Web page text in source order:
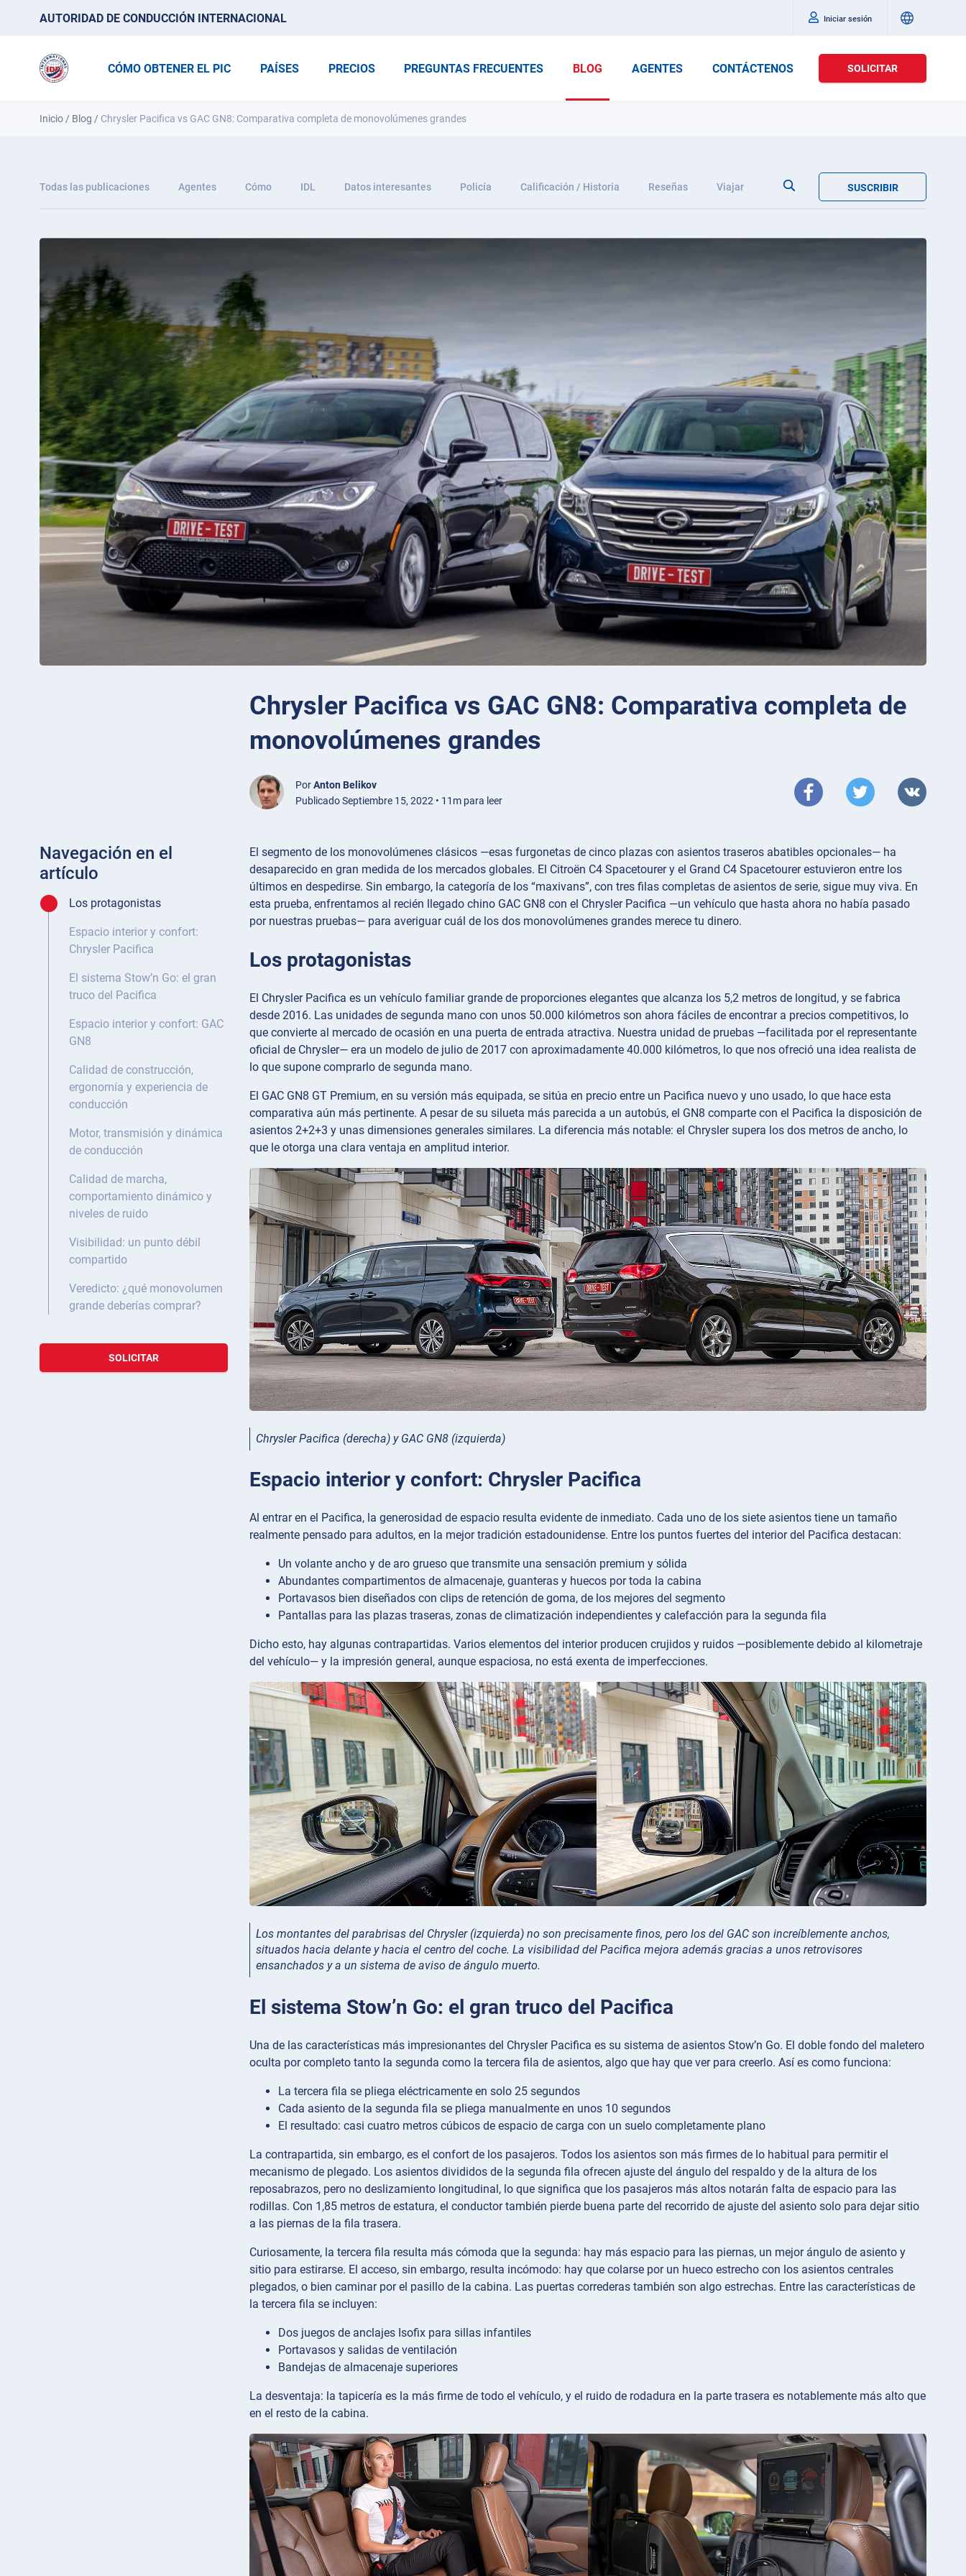
AUTORIDAD DE CONDUCCIÓN INTERNACIONAL Iniciar sesión
CÓMO OBTENER EL PIC PAÍSES PRECIOS PREGUNTAS FRECUENTES BLOG AGENTES CONTÁCTENOS SOLICITAR
Inicio / Blog / Chrysler Pacifica vs GAC GN8: Comparativa completa de monovolúmenes grandes
Todas las publicaciones Agentes Cómo IDL Datos interesantes Policía Calificación / Historia Reseñas Viajar SUSCRIBIR
Chrysler Pacifica vs GAC GN8: Comparativa completa de
monovolúmenes grandes
PorAnton Belikov
Publicado Septiembre 15, 2022 • 11m para leer
Navegación en el
artículo
Los protagonistas
Espacio interior y confort:
Chrysler Pacifica
El sistema Stow’n Go: el gran
truco del Pacifica
Espacio interior y confort: GAC
GN8
Calidad de construcción,
ergonomía y experiencia de
conducción
Motor, transmisión y dinámica
de conducción
Calidad de marcha,
comportamiento dinámico y
niveles de ruido
Visibilidad: un punto débil
compartido
Veredicto: ¿qué monovolumen
grande deberías comprar?
SOLICITAR
El segmento de los monovolúmenes clásicos —esas furgonetas de cinco plazas con asientos traseros abatibles opcionales— ha
desaparecido en gran medida de los mercados globales. El Citroën C4 Spacetourer y el Grand C4 Spacetourer estuvieron entre los
últimos en despedirse. Sin embargo, la categoría de los “maxivans”, con tres filas completas de asientos de serie, sigue muy viva. En
esta prueba, enfrentamos al recién llegado chino GAC GN8 con el Chrysler Pacifica —un vehículo que hasta ahora no había pasado
por nuestras pruebas— para averiguar cuál de los dos monovolúmenes grandes merece tu dinero.
Los protagonistas
El Chrysler Pacifica es un vehículo familiar grande de proporciones elegantes que alcanza los 5,2 metros de longitud, y se fabrica
desde 2016. Las unidades de segunda mano con unos 50.000 kilómetros son ahora fáciles de encontrar a precios competitivos, lo
que convierte al mercado de ocasión en una puerta de entrada atractiva. Nuestra unidad de pruebas —facilitada por el representante
oficial de Chrysler— era un modelo de julio de 2017 con aproximadamente 40.000 kilómetros, lo que nos ofreció una idea realista de
lo que supone comprarlo de segunda mano.
El GAC GN8 GT Premium, en su versión más equipada, se sitúa en precio entre un Pacifica nuevo y uno usado, lo que hace esta
comparativa aún más pertinente. A pesar de su silueta más parecida a un autobús, el GN8 comparte con el Pacifica la disposición de
asientos 2+2+3 y unas dimensiones generales similares. La diferencia más notable: el Chrysler supera los dos metros de ancho, lo
que le otorga una clara ventaja en amplitud interior.
Chrysler Pacifica (derecha) y GAC GN8 (izquierda)
Espacio interior y confort: Chrysler Pacifica
Al entrar en el Pacifica, la generosidad de espacio resulta evidente de inmediato. Cada uno de los siete asientos tiene un tamaño
realmente pensado para adultos, en la mejor tradición estadounidense. Entre los puntos fuertes del interior del Pacifica destacan:
Un volante ancho y de aro grueso que transmite una sensación premium y sólida
Abundantes compartimentos de almacenaje, guanteras y huecos por toda la cabina
Portavasos bien diseñados con clips de retención de goma, de los mejores del segmento
Pantallas para las plazas traseras, zonas de climatización independientes y calefacción para la segunda fila
Dicho esto, hay algunas contrapartidas. Varios elementos del interior producen crujidos y ruidos —posiblemente debido al kilometraje
del vehículo— y la impresión general, aunque espaciosa, no está exenta de imperfecciones.
Los montantes del parabrisas del Chrysler (izquierda) no son precisamente finos, pero los del GAC son increíblemente anchos,
situados hacia delante y hacia el centro del coche. La visibilidad del Pacifica mejora además gracias a unos retrovisores
ensanchados y a un sistema de aviso de ángulo muerto.
El sistema Stow’n Go: el gran truco del Pacifica
Una de las características más impresionantes del Chrysler Pacifica es su sistema de asientos Stow’n Go. El doble fondo del maletero
oculta por completo tanto la segunda como la tercera fila de asientos, algo que hay que ver para creerlo. Así es como funciona:
La tercera fila se pliega eléctricamente en solo 25 segundos
Cada asiento de la segunda fila se pliega manualmente en unos 10 segundos
El resultado: casi cuatro metros cúbicos de espacio de carga con un suelo completamente plano
La contrapartida, sin embargo, es el confort de los pasajeros. Todos los asientos son más firmes de lo habitual para permitir el
mecanismo de plegado. Los asientos divididos de la segunda fila ofrecen ajuste del ángulo del respaldo y de la altura de los
reposabrazos, pero no deslizamiento longitudinal, lo que significa que los pasajeros más altos notarán falta de espacio para las
rodillas. Con 1,85 metros de estatura, el conductor también pierde buena parte del recorrido de ajuste del asiento solo para dejar sitio
a las piernas de la fila trasera.
Curiosamente, la tercera fila resulta más cómoda que la segunda: hay más espacio para las piernas, un mejor ángulo de asiento y
sitio para estirarse. El acceso, sin embargo, resulta incómodo: hay que colarse por un hueco estrecho con los asientos centrales
plegados, o bien caminar por el pasillo de la cabina. Las puertas correderas también son algo estrechas. Entre las características de
la tercera fila se incluyen:
Dos juegos de anclajes Isofix para sillas infantiles
Portavasos y salidas de ventilación
Bandejas de almacenaje superiores
La desventaja: la tapicería es la más firme de todo el vehículo, y el ruido de rodadura en la parte trasera es notablemente más alto que
en el resto de la cabina.